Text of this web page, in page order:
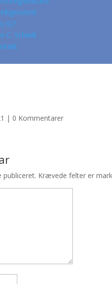
IQ?
C. Schødt
| 0 Kommentarer
publiceret. Krævede felter er